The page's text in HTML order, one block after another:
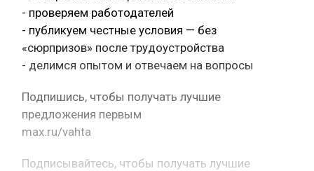
- проверяем работодателей
- публикуем честные условия — без
«сюрпризов» после трудоустройства
- делимся опытом и отвечаем на вопросы
Подпишись, чтобы получать лучшие
предложения первым
max.ru/vahta
Подписывайтесь, чтобы получать лучшие